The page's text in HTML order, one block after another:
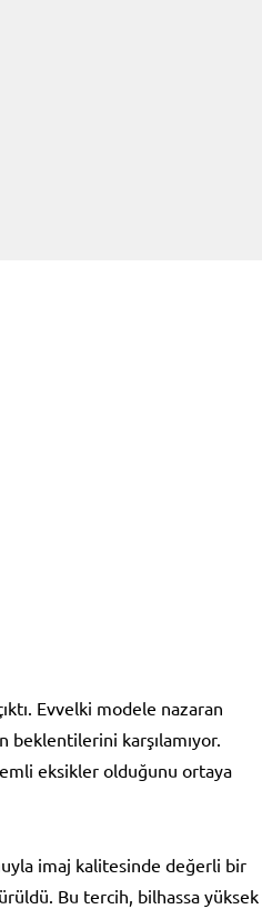
Evvelki modele nazaran
beklentilerini karşılamıyor.
eksikler olduğunu ortaya
imaj kalitesinde değerli bir
Bu tercih, bilhassa yüksek